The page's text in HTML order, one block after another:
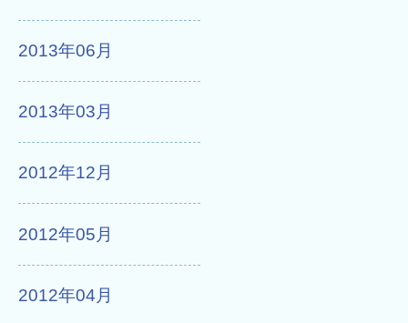
2013年06月
2013年03月
2012年12月
2012年05月
2012年04月